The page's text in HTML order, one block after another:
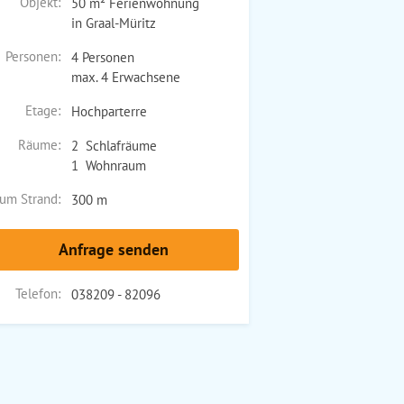
in Graal-Müritz
Personen:
4 Personen
max. 4 Erwachsene
Etage:
Hochparterre
Räume:
2 Schlafräume
1 Wohnraum
Strand:
300 m
Anfrage senden
Telefon: 038209 - 82096